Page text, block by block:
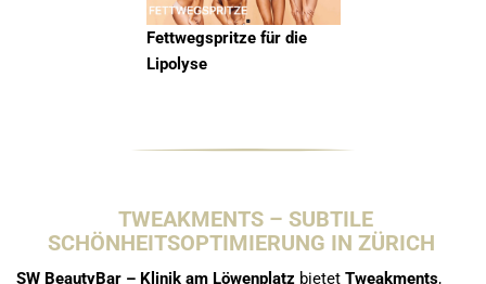
Fettwegspritze für die
Lipolyse
TWEAKMENTS – SUBTILE
SCHÖNHEITSOPTIMIERUNG IN ZÜRICH
SW BeautyBar – Klinik am Löwenplatz bietet Tweakments,